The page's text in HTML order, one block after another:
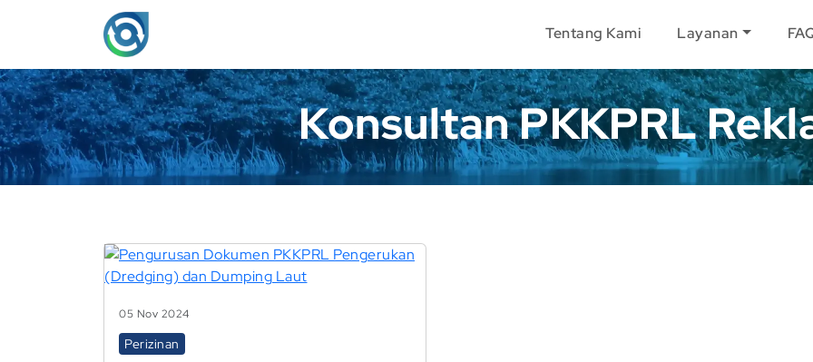
Tentang Kami Layanan
Konsultan PKKPRL
05 Nov 2024
Perizinan